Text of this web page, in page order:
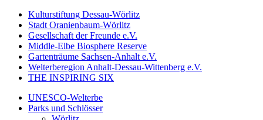
Kulturstiftung Dessau-Wörlitz
Stadt Oranienbaum-Wörlitz
Gesellschaft der Freunde e.V.
Middle-Elbe Biosphere Reserve
Gartenträume Sachsen-Anhalt e.V.
Welterberegion Anhalt-Dessau-Wittenberg e.V.
THE INSPIRING SIX
UNESCO-Welterbe
Parks und Schlösser